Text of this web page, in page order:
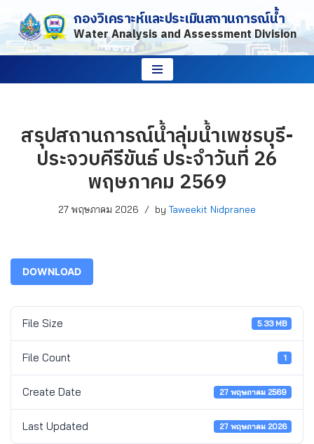
Skip
to
กองวิเคราะห์และประเมินสถานการณ์น้ำ
Water Analysis and Assessment Division
สรุปสถานการณ์น้ำลุ่มน้ำเพชรบุรี-
ประจวบคีรีขันธ์ ประจำวันที่ 26
พฤษภาคม 2569
27 พฤษภาคม 2026 by Taweekit Nidpranee
DOWNLOAD
File Size 5.33 MB
File Count 1
Create Date 27 พฤษภาคม 2569
Last Updated 27 พฤษภาคม 2026